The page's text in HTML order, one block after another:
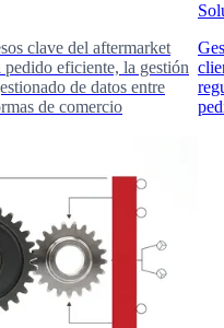
clave del aftermarket
pedido eficiente, la gestión
de datos entre
de comercio